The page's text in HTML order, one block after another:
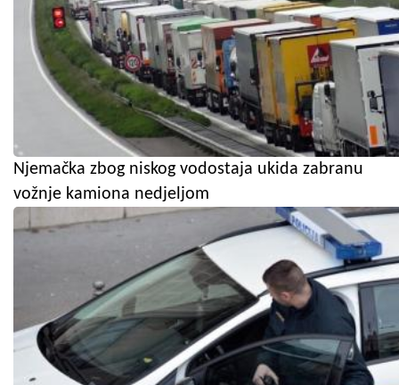
Njemačka zbog niskog vodostaja ukida zabranu
vožnje kamiona nedjeljom